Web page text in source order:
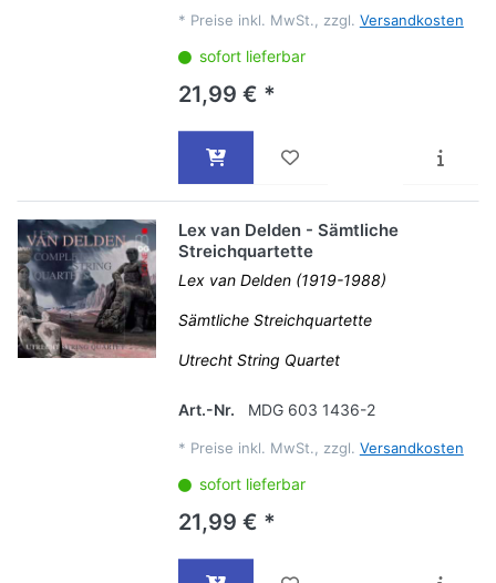
* Preise inkl. MwSt., zzgl. Versandkosten
sofort lieferbar
21,99 € *
Lex van Delden - Sämtliche
Streichquartette
Lex van Delden (1919-1988)
Sämtliche Streichquartette
Utrecht String Quartet
Art.-Nr. MDG 603 1436-2
* Preise inkl. MwSt., zzgl. Versandkosten
sofort lieferbar
21,99 € *